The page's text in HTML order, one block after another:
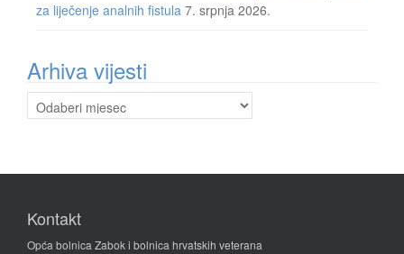
za liječenje analnih fistula 7. srpnja 2026.
Arhiva vijesti
Arhiva
vijesti
Kontakt
Opća bolnica Zabok i bolnica hrvatskih veterana